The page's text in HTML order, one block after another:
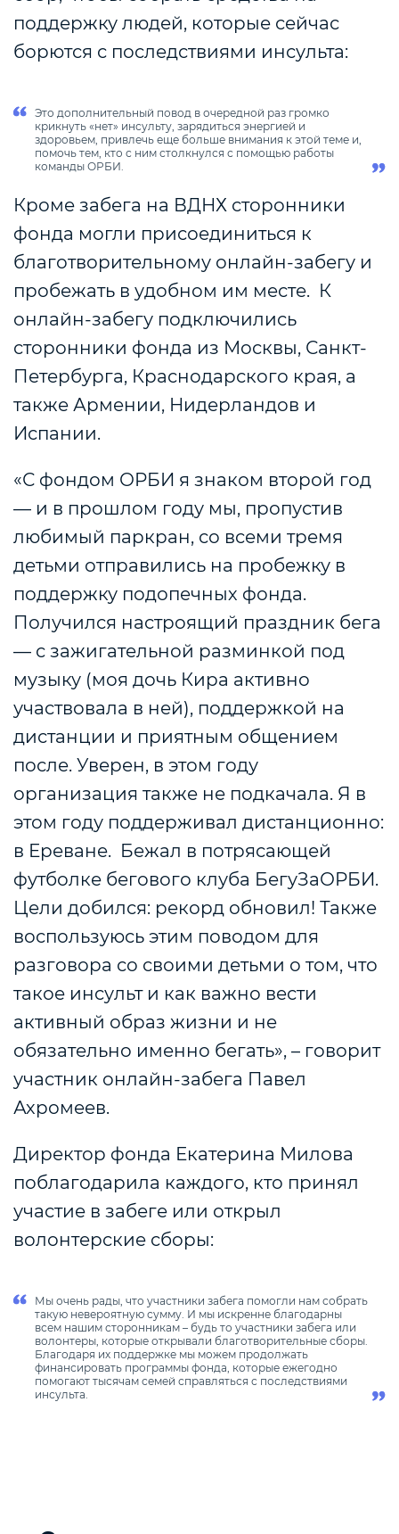
поддержку людей, которые сейчас
борются с последствиями инсульта:
Это дополнительный повод в очередной раз громко
крикнуть «нет» инсульту, зарядиться энергией и
здоровьем, привлечь еще больше внимания к этой теме и,
помочь тем, кто с ним столкнулся с помощью работы
команды ОРБИ.
Кроме забега на ВДНХ сторонники
фонда могли присоединиться к
благотворительному онлайн-забегу и
пробежать в удобном им месте. К
онлайн-забегу подключились
сторонники фонда из Москвы, Санкт-
Петербурга, Краснодарского края, а
также Армении, Нидерландов и
Испании.
«С фондом ОРБИ я знаком второй год
— и в прошлом году мы, пропустив
любимый паркран, со всеми тремя
детьми отправились на пробежку в
поддержку подопечных фонда.
Получился настроящий праздник бега
— с зажигательной разминкой под
музыку (моя дочь Кира активно
участвовала в ней), поддержкой на
дистанции и приятным общением
после. Уверен, в этом году
организация также не подкачала. Я в
этом году поддерживал дистанционно:
в Ереване. Бежал в потрясающей
футболке бегового клуба БегуЗаОРБИ.
Цели добился: рекорд обновил! Также
воспользуюсь этим поводом для
разговора со своими детьми о том, что
такое инсульт и как важно вести
активный образ жизни и не
обязательно именно бегать», – говорит
участник онлайн-забега Павел
Ахромеев.
Директор фонда Екатерина Милова
поблагодарила каждого, кто принял
участие в забеге или открыл
волонтерские сборы:
Мы очень рады, что участники забега помогли нам собрать
такую невероятную сумму. И мы искренне благодарны
всем нашим сторонникам – будь то участники забега или
волонтеры, которые открывали благотворительные сборы.
Благодаря их поддержке мы можем продолжать
финансировать программы фонда, которые ежегодно
помогают тысячам семей справляться с последствиями
инсульта.